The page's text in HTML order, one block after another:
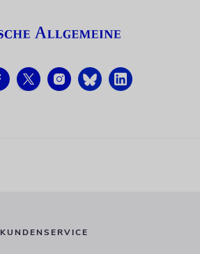
KUNDENSERVICE